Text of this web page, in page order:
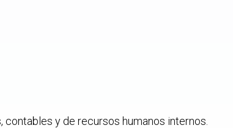
y de recursos humanos internos.